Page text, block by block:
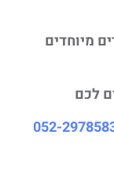
052-